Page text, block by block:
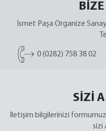
İsmet Paşa Organize
0 (0282) 758 38 02
SİZİ
İletişim bilgilerinizi formumuz
sizi